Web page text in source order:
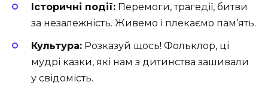
Історичні події: Перемоги, трагедії, битви
за незалежність. Живемо і плекаємо пам’ять.
Культура: Розказуй щось! Фольклор, ці
мудрі казки, які нам з дитинства зашивали
у свідомість.